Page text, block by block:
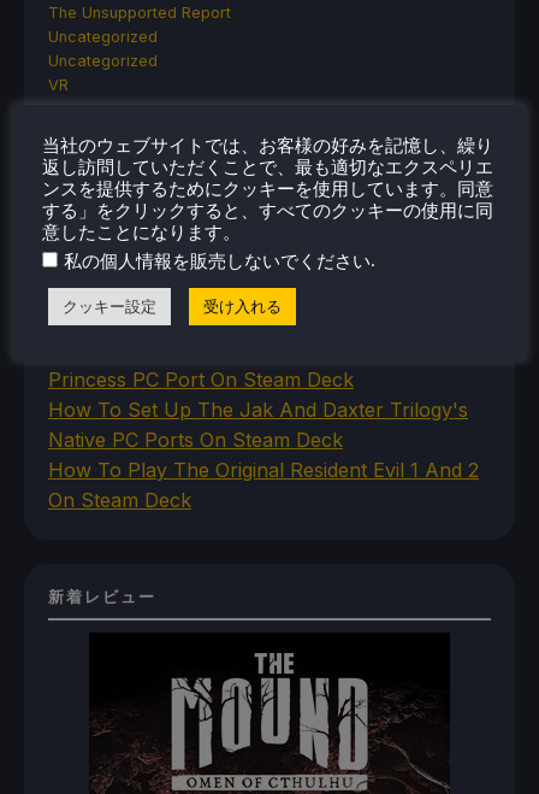
The Unsupported Report
Uncategorized
Uncategorized
VR
最近のヒント＆GUIDES
How To Play Stardew Valley In 3D On Steam
Deck
How To Set Up The Steam Controller On The
Steam Deck
Princess PC Port On Steam Deck
How To Set Up The Jak And Daxter Trilogy's
Native PC Ports On Steam Deck
How To Play The Original Resident Evil 1 And 2
On Steam Deck
新着レビュー
当社のウェブサイトでは、お客様の好みを記憶し、繰り
返し訪問していただくことで、最も適切なエクスペリエ
ンスを提供するためにクッキーを使用しています。同意
する」をクリックすると、すべてのクッキーの使用に同
意したことになります。
私の個人情報を販売しないでください.
クッキー設定 受け入れる